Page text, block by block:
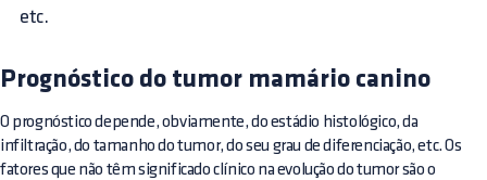
etc.
Prognóstico do tumor mamário canino
O prognóstico depende, obviamente, do estádio histológico, da
infiltração, do tamanho do tumor, do seu grau de diferenciação, etc. Os
fatores que não têm significado clínico na evolução do tumor são o